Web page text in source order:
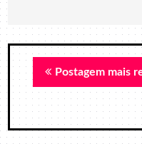
Postagem mais